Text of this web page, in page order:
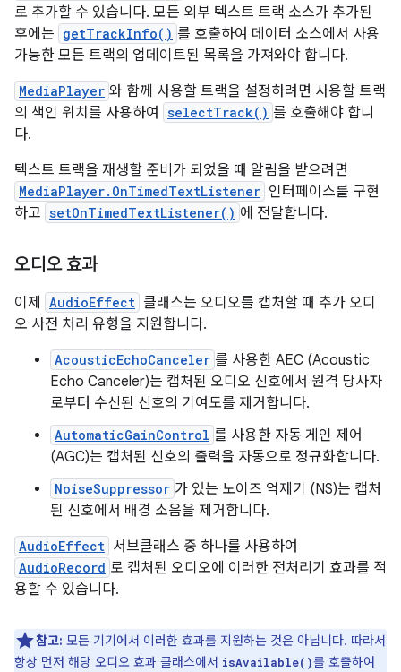
로 추가할 수 있습니다. 모든 외부 텍스트 트랙 소스가 추가된
후에는 getTrackInfo() 를 호출하여 데이터 소스에서 사용
가능한 모든 트랙의 업데이트된 목록을 가져와야 합니다.
MediaPlayer 와 함께 사용할 트랙을 설정하려면 사용할 트랙
의 색인 위치를 사용하여
selectTrack() 를 호출해야 합니
다.
텍스트 트랙을 재생할 준비가 되었을 때 알림을 받으려면
MediaPlayer.OnTimedTextListener 인터페이스를 구현
하고 setOnTimedTextListener() 에 전달합니다.
오디오 효과
이제 AudioEffect 클래스는 오디오를 캡처할 때 추가 오디
오 사전 처리 유형을 지원합니다.
AcousticEchoCanceler 를 사용한 AEC (Acoustic
Echo Canceler)는 캡처된 오디오 신호에서 원격 당사자
로부터 수신된 신호의 기여도를 제거합니다.
AutomaticGainControl 를 사용한 자동 게인 제어
(AGC)는 캡처된 신호의 출력을 자동으로 정규화합니다.
NoiseSuppressor 가 있는 노이즈 억제기 (NS)는 캡처
된 신호에서 배경 소음을 제거합니다.
AudioEffect 서브클래스 중 하나를 사용하여
AudioRecord 로 캡처된 오디오에 이러한 전처리기 효과를 적
용할 수 있습니다.
참고: 모든 기기에서 이러한 효과를 지원하는 것은 아닙니다. 따라서
항상 먼저 해당 오디오 효과 클래스에서 isAvailable()를 호출하여